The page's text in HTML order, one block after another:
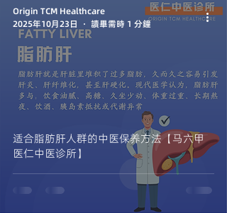
适合脂肪肝人群的中医保养方法【马六甲
医仁中医诊所】
Origin TCM Healthcare
2025年10月23日
讀畢需時 1 分鐘